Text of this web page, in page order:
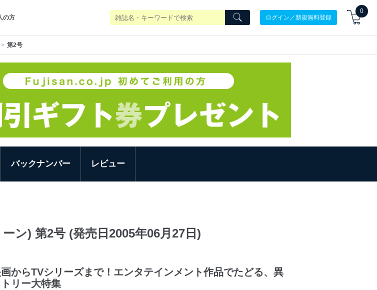
の方 ログイン／新規無料登録
0
第2号
バックナンバー レビュー
ン) 第2号 (発売日2005年06月27日)
からTVシリーズまで！エンタテインメント作品でたどる、異
リー大特集